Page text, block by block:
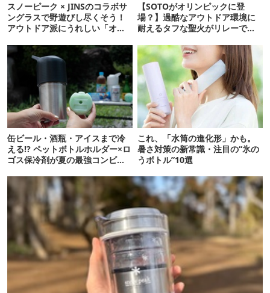
スノーピーク × JINSのコラボサ
ングラスで野遊びし尽くそう！
アウトドア派にうれしい「オー
【SOTOがオリンピックに登
場？】過酷なアウトドア環境に
耐えるタフな聖火がリレーでフ
缶ビール・酒瓶・アイスまで冷
える!? ペットボトルホルダー×ロ
ゴス保冷剤が夏の最強コンビだ
これ、「水筒の進化形」かも。
暑さ対策の新常識・注目の“氷の
うボトル”10選